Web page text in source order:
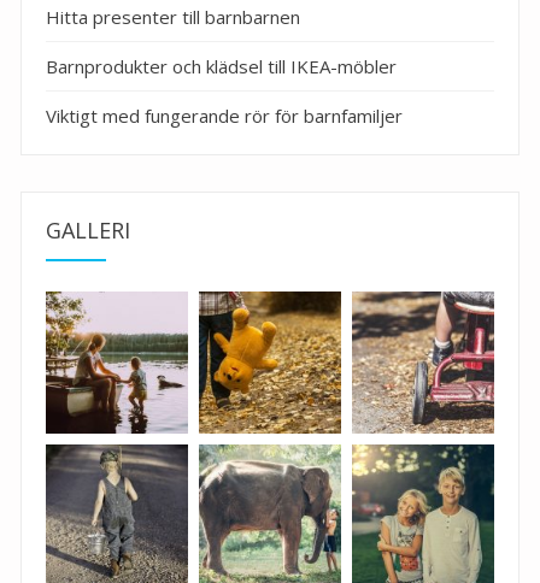
Hitta presenter till barnbarnen
Barnprodukter och klädsel till IKEA-möbler
Viktigt med fungerande rör för barnfamiljer
GALLERI